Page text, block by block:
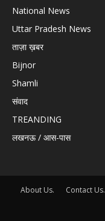
National News
Uttar Pradesh News
ताज़ा ख़बर
Bijnor
Shamli
संवाद
TREANDING
लखनऊ / आस-पास
About Us. Contact Us.